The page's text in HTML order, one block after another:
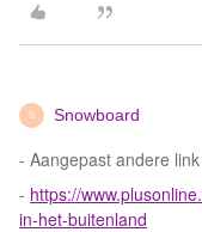
S Snowboard
- Aangepast andere
- https://
in-het-buitenland